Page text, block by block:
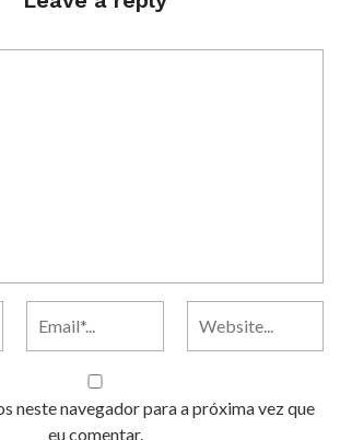
neste navegador para a próxima vez que
eu comentar.